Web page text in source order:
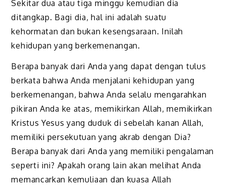
Sekitar dua atau tiga minggu kemudian dia
ditangkap. Bagi dia, hal ini adalah suatu
kehormatan dan bukan kesengsaraan. Inilah
kehidupan yang berkemenangan.
Berapa banyak dari Anda yang dapat dengan tulus
berkata bahwa Anda menjalani kehidupan yang
berkemenangan, bahwa Anda selalu mengarahkan
pikiran Anda ke atas, memikirkan Allah, memikirkan
Kristus Yesus yang duduk di sebelah kanan Allah,
memiliki persekutuan yang akrab dengan Dia?
Berapa banyak dari Anda yang memiliki pengalaman
seperti ini? Apakah orang lain akan melihat Anda
memancarkan kemuliaan dan kuasa Allah